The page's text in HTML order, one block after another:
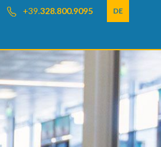
+39.328.800.9095 DE